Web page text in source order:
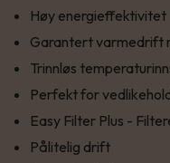
Høy energieffektivitet
Garantert varmedrift
Trinnløs
Perfekt for
Easy Filter Plus -
Pålitelig drift